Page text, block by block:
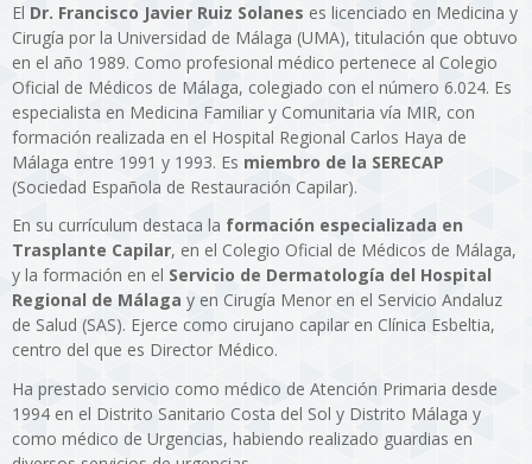
El Dr. Francisco Javier Ruiz Solanes es licenciado en Medicina y
Cirugía por la Universidad de Málaga (UMA), titulación que obtuvo
en el año 1989. Como profesional médico pertenece al Colegio
Oficial de Médicos de Málaga, colegiado con el número 6.024. Es
especialista en Medicina Familiar y Comunitaria vía MIR, con
formación realizada en el Hospital Regional Carlos Haya de
Málaga entre 1991 y 1993. Es miembro de la SERECAP
(Sociedad Española de Restauración Capilar).
En su currículum destaca la formación especializada en
Trasplante Capilar, en el Colegio Oficial de Médicos de Málaga,
y la formación en el Servicio de Dermatología del Hospital
Regional de Málaga y en Cirugía Menor en el Servicio Andaluz
de Salud (SAS). Ejerce como cirujano capilar en Clínica Esbeltia,
centro del que es Director Médico.
Ha prestado servicio como médico de Atención Primaria desde
1994 en el Distrito Sanitario Costa del Sol y Distrito Málaga y
como médico de Urgencias, habiendo realizado guardias en